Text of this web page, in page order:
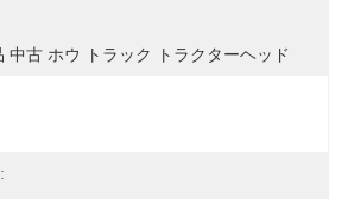
中古 ホウ トラック トラクターヘッド